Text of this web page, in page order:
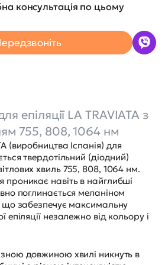
консультація по цьому
епіляції LA TRAVIATA з
755, 808, 1064 нм
(виробництва Іспанія) для
твердотільний (діодний)
хвиль 755, 808, 1064 нм.
проникає навіть в найглибші
поглинається меланіном
що забезпечує максимальну
епіляції незалежно від кольору і
довжиною хвилі никнуть в